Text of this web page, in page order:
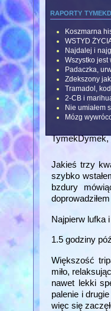
raporty
Koszmarna
WSTYD
Najdalej i
Wszystko jest
Padaczka,
Zdekszony
Tramadol,
2-CB i
Nie umiałem
Mózg
TymekDymek,
Jakieś trzy
szybko
bzdury
Najpierw lufka
1.5 godziny
Większość
miło,
nawet lekki
palenie i
więc się